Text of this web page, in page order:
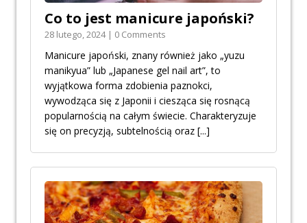
Co to jest manicure japoński?
28 lutego, 2024 | 0 Comments
Manicure japoński, znany również jako „yuzu
manikyua” lub „Japanese gel nail art”, to
wyjątkowa forma zdobienia paznokci,
wywodząca się z Japonii i ciesząca się rosnącą
popularnością na całym świecie. Charakteryzuje
się on precyzją, subtelnością oraz [...]